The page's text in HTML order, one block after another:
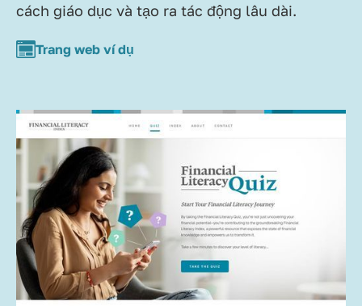
cách giáo dục và tạo ra tác động lâu dài.
Trang web ví dụ